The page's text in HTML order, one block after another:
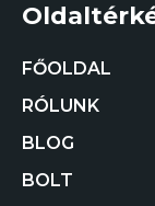
FŐOLDAL
RÓLUNK
BLOG
BOLT